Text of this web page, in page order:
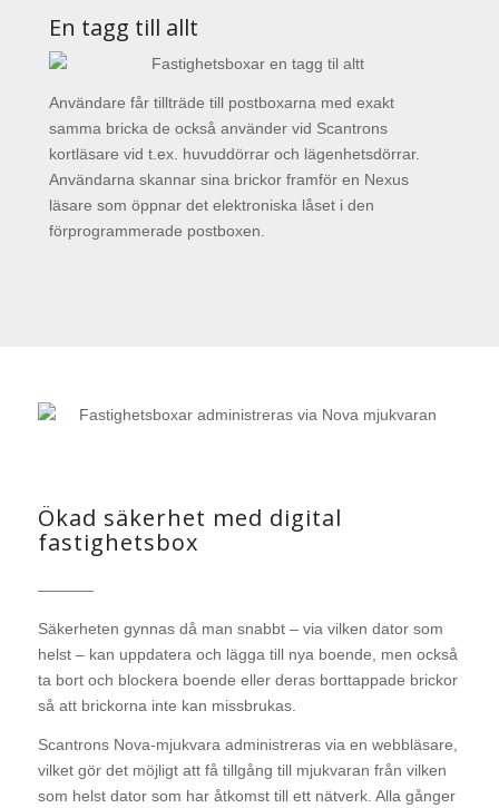
En tagg till allt
Användare får tillträde till postboxarna med exakt
samma bricka de också använder vid Scantrons
kortläsare vid t.ex. huvuddörrar och lägenhetsdörrar.
Användarna skannar sina brickor framför en Nexus
läsare som öppnar det elektroniska låset i den
förprogrammerade postboxen.
Ökad säkerhet med digital
fastighetsbox
Säkerheten gynnas då man snabbt – via vilken dator som
helst – kan uppdatera och lägga till nya boende, men också
ta bort och blockera boende eller deras borttappade brickor
så att brickorna inte kan missbrukas.
Scantrons Nova-mjukvara administreras via en webbläsare,
vilket gör det möjligt att få tillgång till mjukvaran från vilken
som helst dator som har åtkomst till ett nätverk. Alla gånger